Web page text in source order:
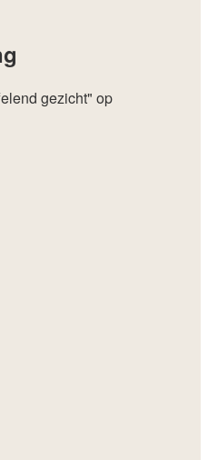
gezicht" op